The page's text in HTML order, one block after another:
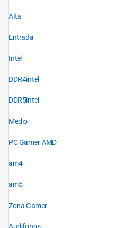
Alta
Entrada
Intel
DDR4intel
DDR5intel
Medio
PC Gamer AMD
am4
am5
Zona Gamer